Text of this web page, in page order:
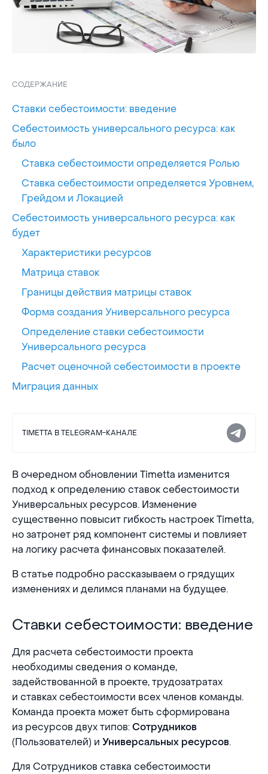
СОДЕРЖАНИЕ
Ставки себестоимости: введение
Себестоимость универсального ресурса: как
было
Ставка себестоимости определяется Ролью
Ставка себестоимости определяется Уровнем,
Грейдом и Локацией
Себестоимость универсального ресурса: как
будет
Характеристики ресурсов
Матрица ставок
Границы действия матрицы ставок
Форма создания Универсального ресурса
Определение ставки себестоимости
Универсального ресурса
Расчет оценочной себестоимости в проекте
Миграция данных
TIMETTA В TELEGRAM-КАНАЛЕ
В очередном обновлении Timetta изменится
подход к определению ставок себестоимости
Универсальных ресурсов. Изменение
существенно повысит гибкость настроек Timetta,
но затронет ряд компонент системы и повлияет
на логику расчета финансовых показателей.
В статье подробно рассказываем о грядущих
изменениях и делимся планами на будущее.
Ставки себестоимости: введение
Ставки себестоимости: введение
Для расчета себестоимости проекта
необходимы сведения о команде,
задействованной в проекте, трудозатратах
и ставках себестоимости всех членов команды.
Команда проекта может быть сформирована
из ресурсов двух типов: Сотрудников
(Пользователей) и Универсальных ресурсов.
Для Сотрудников ставка себестоимости